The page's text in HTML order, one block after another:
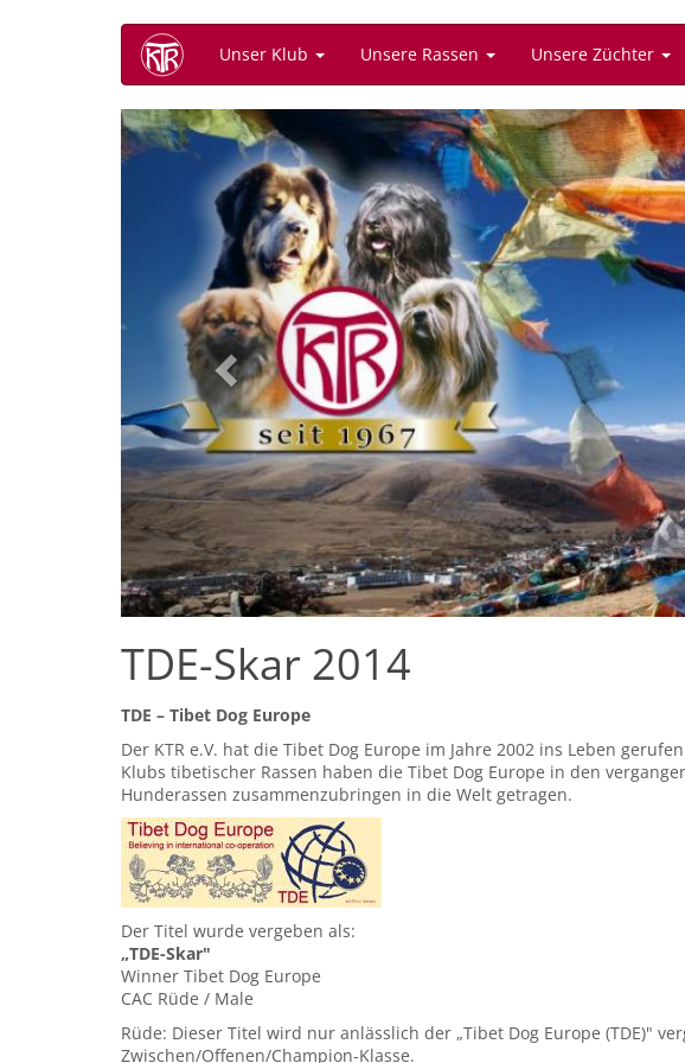
Unser Klub Unsere Rassen Unsere Züchter
Previous
TDE-Skar 2014
TDE – Tibet Dog Europe
Der KTR e.V. hat die Tibet Dog Europe im Jahre 2002 ins Leben
Klubs tibetischer Rassen haben die Tibet Dog Europe in den
Hunderassen zusammenzubringen in die Welt getragen.
Der Titel wurde vergeben als:
„TDE-Skar"
Winner Tibet Dog Europe
CAC Rüde / Male
Rüde: Dieser Titel wird nur anlässlich der „Tibet Dog Europe (TDE)"
Zwischen/Offenen/Champion-Klasse.